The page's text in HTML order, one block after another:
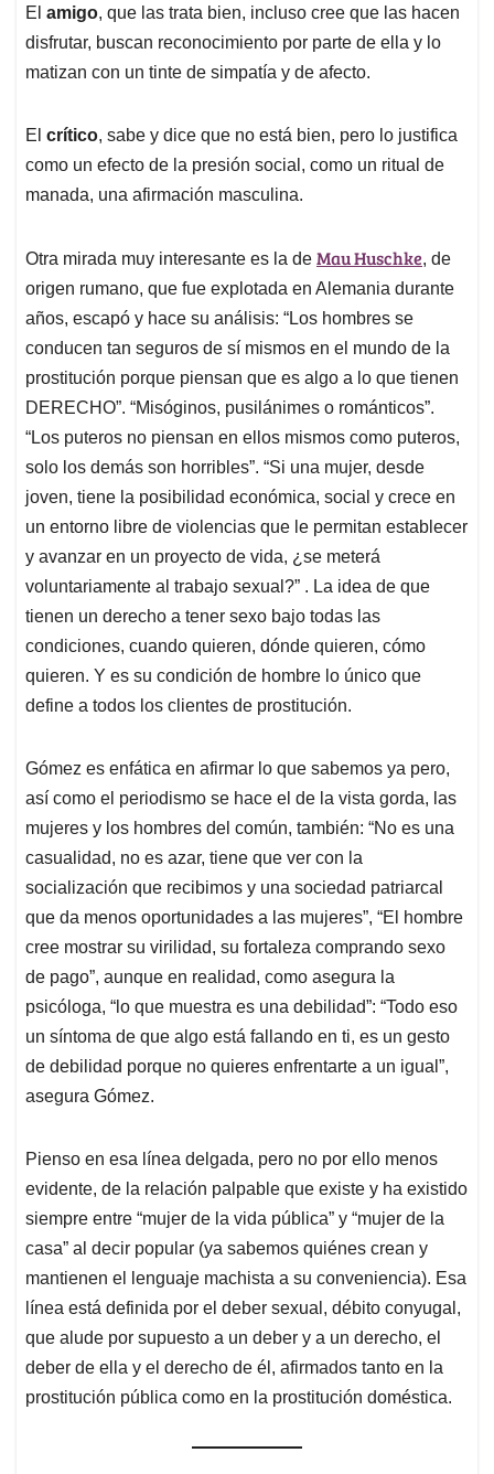
El amigo, que las trata bien, incluso cree que las hacen
disfrutar, buscan reconocimiento por parte de ella y lo
matizan con un tinte de simpatía y de afecto.
El crítico, sabe y dice que no está bien, pero lo justifica
como un efecto de la presión social, como un ritual de
manada, una afirmación masculina.
Otra mirada muy interesante es la de Mau Huschke, de
origen rumano, que fue explotada en Alemania durante
años, escapó y hace su análisis: “Los hombres se
conducen tan seguros de sí mismos en el mundo de la
prostitución porque piensan que es algo a lo que tienen
DERECHO”. “Misóginos, pusilánimes o románticos”.
“Los puteros no piensan en ellos mismos como puteros,
solo los demás son horribles”. “Si una mujer, desde
joven, tiene la posibilidad económica, social y crece en
un entorno libre de violencias que le permitan establecer
y avanzar en un proyecto de vida, ¿se meterá
voluntariamente al trabajo sexual?” . La idea de que
tienen un derecho a tener sexo bajo todas las
condiciones, cuando quieren, dónde quieren, cómo
quieren. Y es su condición de hombre lo único que
define a todos los clientes de prostitución.
Gómez es enfática en afirmar lo que sabemos ya pero,
así como el periodismo se hace el de la vista gorda, las
mujeres y los hombres del común, también: “No es una
casualidad, no es azar, tiene que ver con la
socialización que recibimos y una sociedad patriarcal
que da menos oportunidades a las mujeres”, “El hombre
cree mostrar su virilidad, su fortaleza comprando sexo
de pago”, aunque en realidad, como asegura la
psicóloga, “lo que muestra es una debilidad”: “Todo eso
un síntoma de que algo está fallando en ti, es un gesto
de debilidad porque no quieres enfrentarte a un igual”,
asegura Gómez.
Pienso en esa línea delgada, pero no por ello menos
evidente, de la relación palpable que existe y ha existido
siempre entre “mujer de la vida pública” y “mujer de la
casa” al decir popular (ya sabemos quiénes crean y
mantienen el lenguaje machista a su conveniencia). Esa
línea está definida por el deber sexual, débito conyugal,
que alude por supuesto a un deber y a un derecho, el
deber de ella y el derecho de él, afirmados tanto en la
prostitución pública como en la prostitución doméstica.